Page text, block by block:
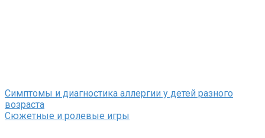
Симптомы и диагностика аллергии у детей разного
возраста
Сюжетные и ролевые игры